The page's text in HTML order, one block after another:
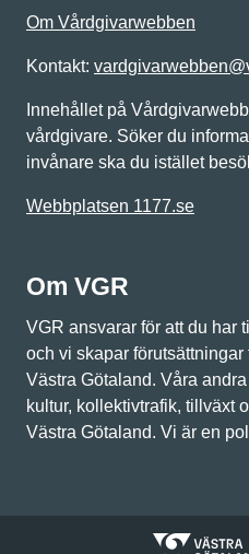
Om Vårdgivarwebben
Kontakt:
Innehållet på
vårdgivare. Söker du
invånare ska du istället
Webbplatsen 1177.se
Om VGR
VGR ansvarar för att du har
och vi skapar
Västra Götaland. Våra
kultur, kollektivtrafik, tillväxt
Västra Götaland. Vi är en